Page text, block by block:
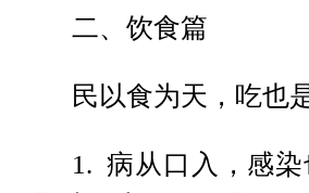
二、饮食篇
民以食为天，吃也
1. 病从口入，感